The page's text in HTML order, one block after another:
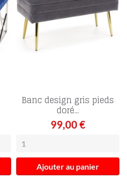
Banc design gris pieds
doré...
99,00 €
Ajouter au panier